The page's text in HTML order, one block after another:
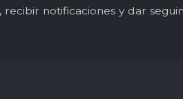
recibir notificaciones y dar